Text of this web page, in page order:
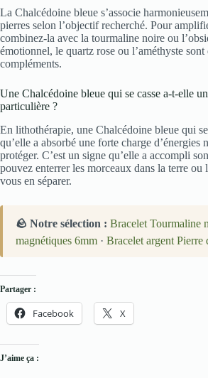
La Chalcédoine bleue s’associe
pierres selon l’objectif recherché. Pour
combinez-la avec la tourmaline noire ou
émotionnel, le quartz rose ou l’améthyste sont
compléments.
Une Chalcédoine bleue qui se casse a-t-elle
particulière ?
En lithothérapie, une Chalcédoine bleue qui
qu’elle a absorbé une forte charge d’énergies
protéger. C’est un signe qu’elle a accompli
pouvez enterrer les morceaux dans la terre ou
vous en séparer.
🪨 Notre sélection : Bracelet Tourmaline
magnétiques 6mm · Bracelet argent Pierre
Partager :
Facebook X
J’aime ça :